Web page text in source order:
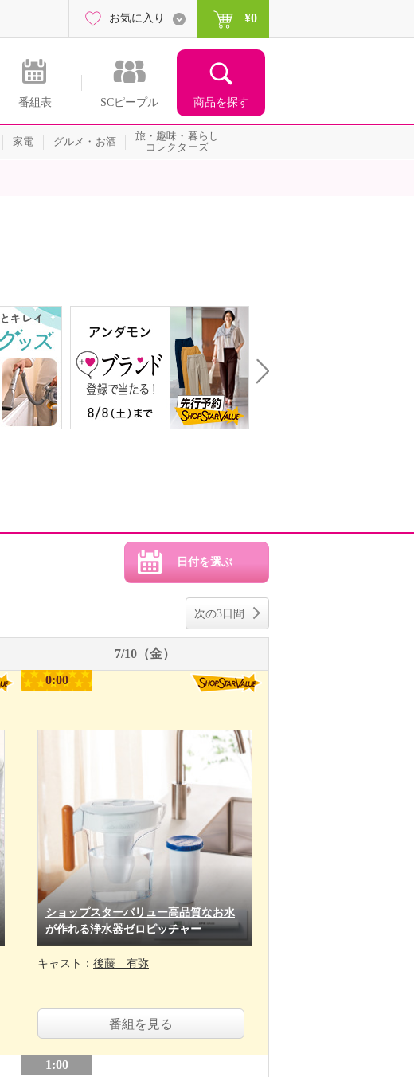
番組表 SCピープル 商品を探す
お気に入り ¥0
家電 グルメ・お酒
旅・趣味・暮らし
コレクターズ
次の3日間
7/10（金）
0:00
ショップスターバリュー高品質なお水
が作れる浄水器ゼロピッチャー
キャスト： 後藤 有弥
番組を見る
1:00